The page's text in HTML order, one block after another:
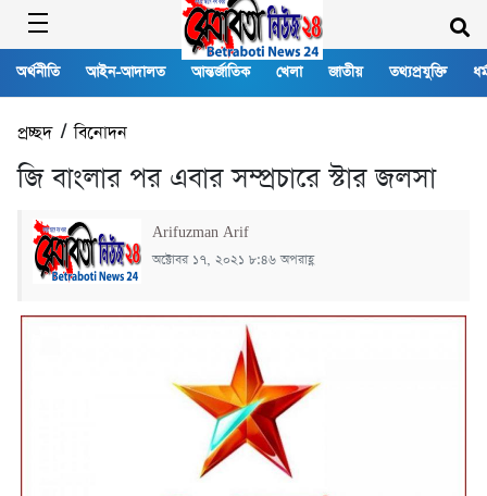
অর্থনীতি আইন-আদালত আন্তর্জাতিক খেলা জাতীয় তথ্যপ্রযুক্তি
প্রচ্ছদ/বিনোদন
জি বাংলার পর এবার সম্প্রচারে স্টার জলসা
Arifuzman Arif
অক্টোবর ১৭, ২০২১ ৮:৪৬ অপরাহ্ণ